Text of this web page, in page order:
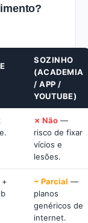
SOZINHO
(ACADEMIA
/ APP /
YOUTUBE)
✗ Não —
risco de fixar
vícios e
lesões.
+
~ Parcial —
planos
genéricos de
internet.